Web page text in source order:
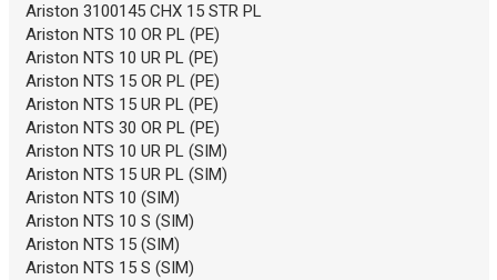
Ariston 3100145 CHX 15 STR PL
Ariston NTS 10 OR PL (PE)
Ariston NTS 10 UR PL (PE)
Ariston NTS 15 OR PL (PE)
Ariston NTS 15 UR PL (PE)
Ariston NTS 30 OR PL (PE)
Ariston NTS 10 UR PL (SIM)
Ariston NTS 15 UR PL (SIM)
Ariston NTS 10 (SIM)
Ariston NTS 10 S (SIM)
Ariston NTS 15 (SIM)
Ariston NTS 15 S (SIM)